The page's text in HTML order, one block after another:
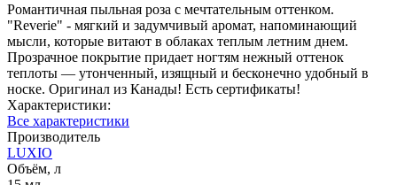
Романтичная пыльная роза с мечтательным оттенком.
"Reverie" - мягкий и задумчивый аромат, напоминающий
мысли, которые витают в облаках теплым летним днем.
Прозрачное покрытие придает ногтям нежный оттенок
теплоты — утонченный, изящный и бесконечно удобный в
носке. Оригинал из Канады! Есть сертификаты!
Характеристики:
Все характеристики
Производитель
LUXIO
Объём, л